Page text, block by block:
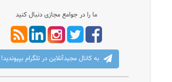
ما را در جوامع مجازی دنبال کنید
به کانال مجیدآنلاین در تلگرام بپیوندید!